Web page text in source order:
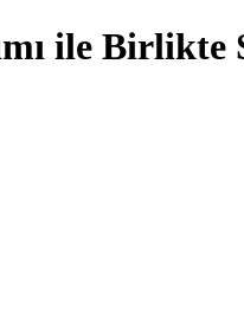
ile Birlikte